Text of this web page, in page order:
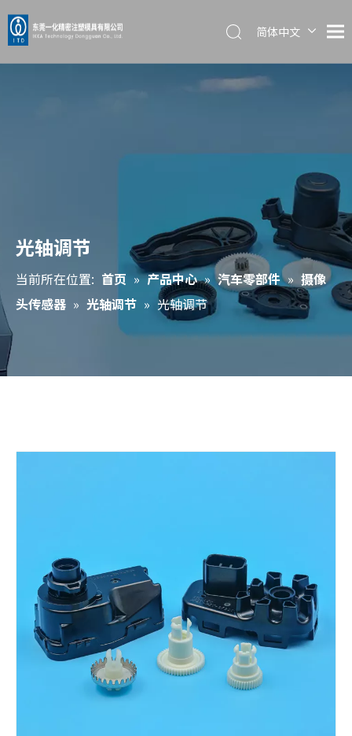
简体中文
日本語
光轴调节
当前所在位置: 首页 » 产品中心 » 汽车零部件 » 摄像
头传感器 » 光轴调节 » 光轴调节